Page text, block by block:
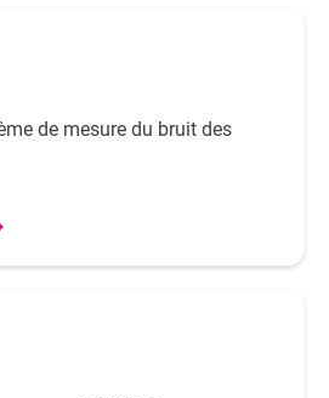
de mesure du bruit des